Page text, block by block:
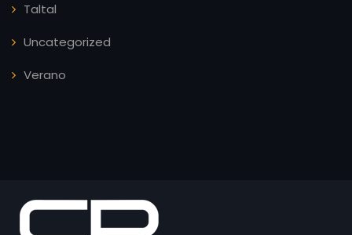
Taltal
Uncategorized
Verano